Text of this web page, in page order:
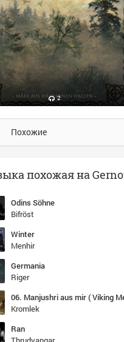
2
Похожие
Odins Söhne
Bifröst
Winter
Menhir
Germania
Riger
Kromlek
Ran